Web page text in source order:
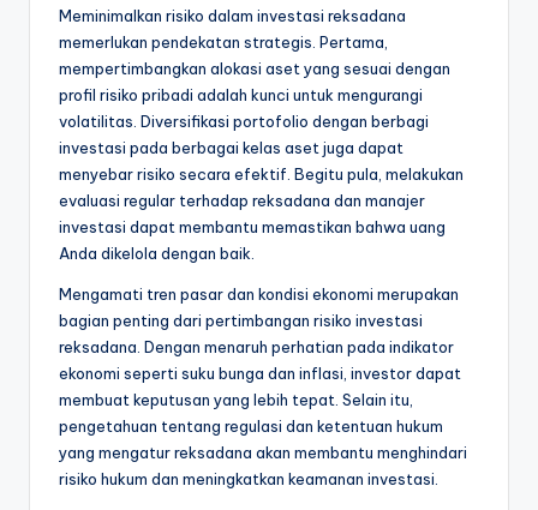
Meminimalkan risiko dalam investasi reksadana
memerlukan pendekatan strategis. Pertama,
mempertimbangkan alokasi aset yang sesuai dengan
profil risiko pribadi adalah kunci untuk mengurangi
volatilitas. Diversifikasi portofolio dengan berbagi
investasi pada berbagai kelas aset juga dapat
menyebar risiko secara efektif. Begitu pula, melakukan
evaluasi regular terhadap reksadana dan manajer
investasi dapat membantu memastikan bahwa uang
Anda dikelola dengan baik.
Mengamati tren pasar dan kondisi ekonomi merupakan
bagian penting dari pertimbangan risiko investasi
reksadana. Dengan menaruh perhatian pada indikator
ekonomi seperti suku bunga dan inflasi, investor dapat
membuat keputusan yang lebih tepat. Selain itu,
pengetahuan tentang regulasi dan ketentuan hukum
yang mengatur reksadana akan membantu menghindari
risiko hukum dan meningkatkan keamanan investasi.